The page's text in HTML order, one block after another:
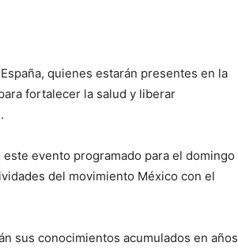
quienes estarán presentes en la
fortalecer la salud y liberar
evento programado para el domingo
del movimiento México con el
sus conocimientos acumulados en años